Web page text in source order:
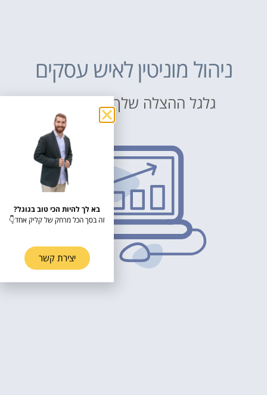
ניהול מוניטין לאיש עסקים
גלגל ההצלה שלך באינטרנט
בא לך להיות הכי טוב בגוגל?
זה בסך הכל מרחק של קליק אחד👇
יצירת קשר